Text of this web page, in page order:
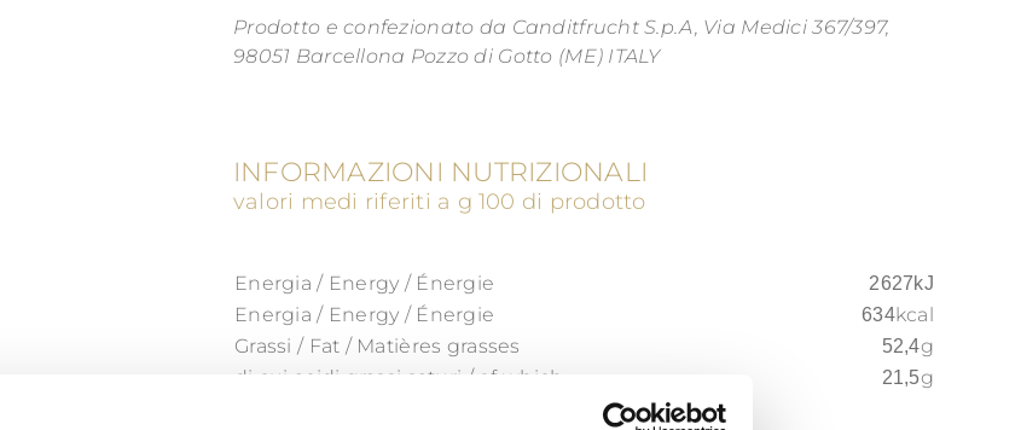
Prodotto e confezionato da Canditfrucht S.p.A, Via Medici 367/397,
98051 Barcellona Pozzo di Gotto (ME) ITALY
INFORMAZIONI NUTRIZIONALI
valori medi riferiti a g 100 di prodotto
Energia / Energy / Énergie 2627kJ
Energia / Energy / Énergie 634kcal
Grassi / Fat / Matières grasses
52,4g
di cui acidi grassi saturi / of which
21,5g